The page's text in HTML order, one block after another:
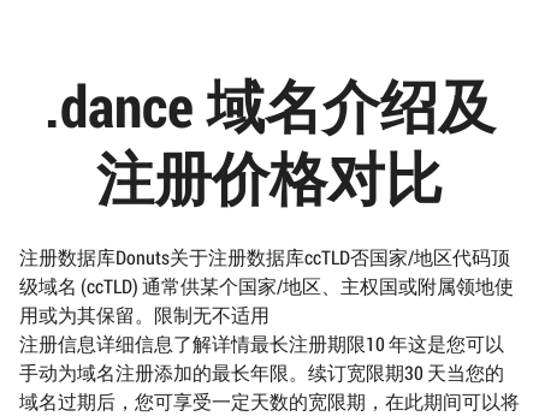
.dance 域名介绍及
注册价格对比
注册数据库Donuts关于注册数据库ccTLD否国家/地区代码顶
级域名 (ccTLD) 通常供某个国家/地区、主权国或附属领地使
用或为其保留。限制无不适用
注册信息详细信息了解详情最长注册期限10 年这是您可以
手动为域名注册添加的最长年限。续订宽限期30 天当您的
域名过期后，您可享受一定天数的宽限期，在此期间可以将